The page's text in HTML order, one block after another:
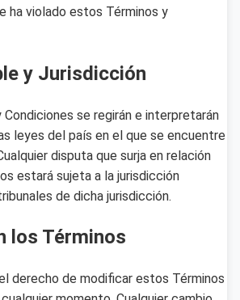
ha violado estos Términos y
y Jurisdicción
se regirán e interpretarán
leyes del país en el que se encuentre
disputa que surja en relación
estará sujeta a la jurisdicción
de dicha jurisdicción.
los Términos
derecho de modificar estos Términos